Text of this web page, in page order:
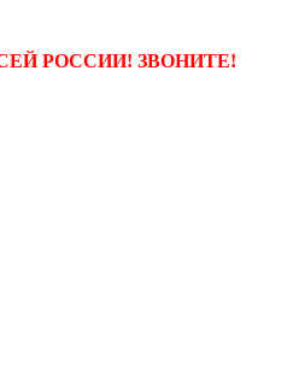
РОССИИ! ЗВОНИТЕ!